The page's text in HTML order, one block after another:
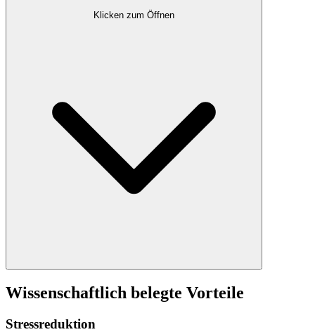
Klicken zum Öffnen
Wissenschaftlich belegte Vorteile
Stressreduktion